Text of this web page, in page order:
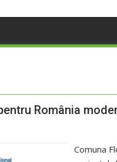
România
Comuna